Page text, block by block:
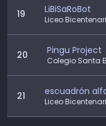
19 LiBiSaRoBot
Liceo
20 Pingu Project
Colegio Santa
21 escuadrón
Liceo